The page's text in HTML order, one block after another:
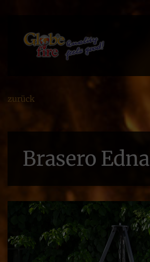
zurück
Brasero Edna